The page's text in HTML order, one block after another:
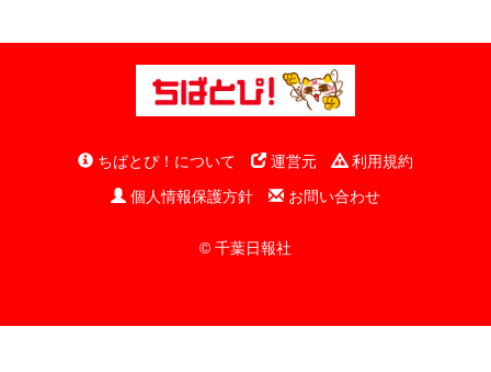
ちばとぴ！について 運営元
利用規約
個人情報保護方針
お問い合わせ
© 千葉日報社